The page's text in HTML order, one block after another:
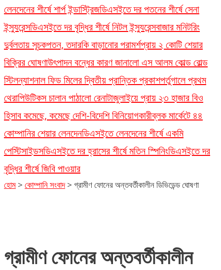
লেনদেনের শীর্ষে শার্প ইন্ডাস্ট্রিজডিএসইতে দর পতনের শীর্ষে সেনা
ইন্স্যুরেন্সডিএসইতে দর বৃদ্ধির শীর্ষে নিটল ইন্স্যুরেন্সবাজার মনিটরিং
দুর্বলতায় সূচকপতন, তদারকি বাড়ানোর পরামর্শপ্রায় ২ কোটি শেয়ার
বিক্রির ঘোষণাউৎপাদন বন্ধের কারণ জানালো এস আলম কোল্ড রোল্ড
স্টিলন্যাশনাল ফিড মিলের দ্বিতীয় প্রান্তিক প্রকাশপর্তুগালে প্রথম
থেরাপিউটিকস চালান পাঠালো রেনাটাজুলাইয়ে প্রায় ২৩ হাজার বিও
হিসাব কমেছে, কমেছে দেশি-বিদেশি বিনিয়োগকারীব্লক মার্কেটে ৪৪
কোম্পানির শেয়ার লেনদেনডিএসইতে লেনদেনের শীর্ষে একমি
পেস্টিসাইডসডিএসইতে দর হ্রাসের শীর্ষে মতিন স্পিনিংডিএসইতে দর
বৃদ্ধির শীর্ষে জিবি পাওয়ার
হোম > কোম্পানি সংবাদ > গ্রামীণ ফোনের অন্তবর্তীকালীন ডিভিডেন্ড ঘোষণা
গ্রামীণ ফোনের অন্তবর্তীকালীন